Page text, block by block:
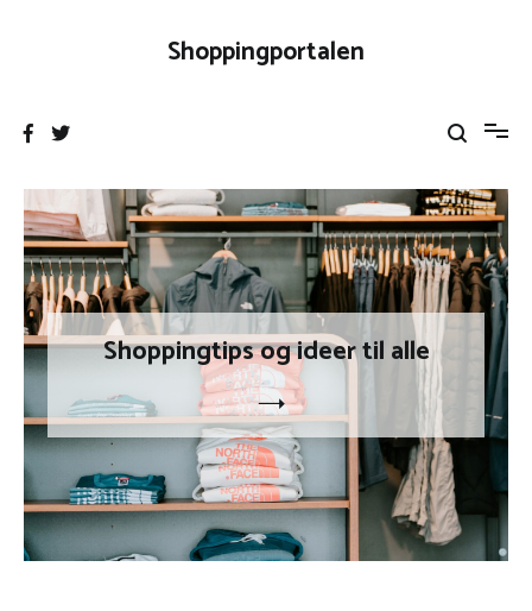
Shoppingportalen
Shoppingtips og ideer til alle